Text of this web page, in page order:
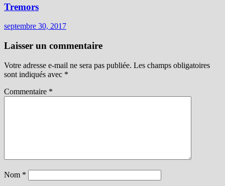
Tremors
septembre 30, 2017
Laisser un commentaire
Votre adresse e-mail ne sera pas publiée. Les champs obligatoires
sont indiqués avec *
Commentaire *
Nom *